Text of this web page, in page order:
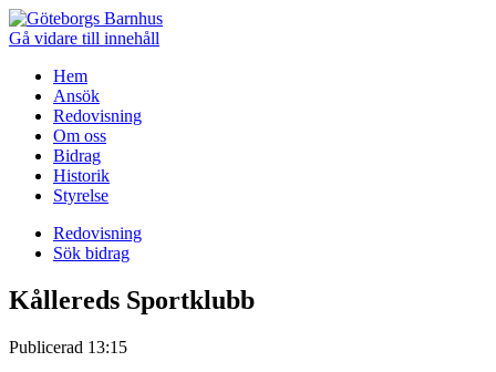
Gå vidare till innehåll
Hem
Ansök
Redovisning
Om oss
Bidrag
Historik
Styrelse
Redovisning
Sök bidrag
Kållereds Sportklubb
Publicerad 13:15